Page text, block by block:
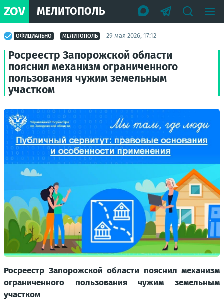
ZOV МЕЛИТОПОЛЬ
ОФИЦИАЛЬНО МЕЛИТОПОЛЬ 29 мая 2026, 17:12
Росреестр Запорожской области
пояснил механизм ограниченного
пользования чужим земельным
участком
Росреестр Запорожской области пояснил механизм
ограниченного пользования чужим земельным
участком